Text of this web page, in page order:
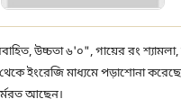
উচ্চতা ৬'০", গায়ের রং শ্যামলা,
ইংরেজি মাধ্যমে পড়াশোনা
আছেন।